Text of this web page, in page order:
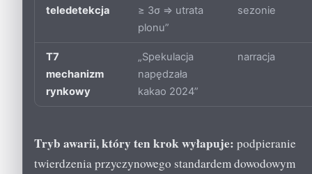
teledetekcja
≥ 3σ ⇒ utrata
plonu”
sezonie
T7
mechanizm
rynkowy
„Spekulacja
napędzała
kakao 2024”
narracja
Tryb awarii, który ten krok wyłapuje: podpieranie
twierdzenia przyczynowego standardem dowodowym